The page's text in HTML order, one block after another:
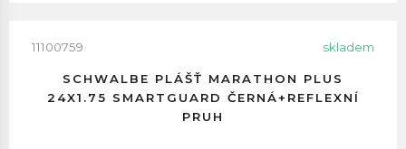
11100759 skladem
SCHWALBE PLÁŠŤ MARATHON PLUS
24X1.75 SMARTGUARD ČERNÁ+REFLEXNÍ
PRUH